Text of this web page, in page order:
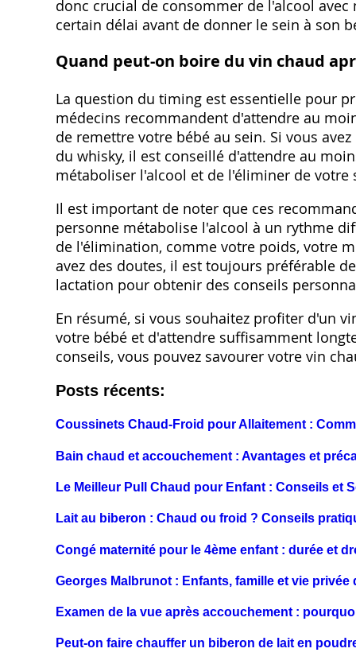
donc crucial de consommer de l'alcool
certain délai avant de donner le sein à son
Quand peut-on boire du vin chaud
La question du timing est essentielle pour
médecins recommandent d'attendre au
de remettre votre bébé au sein. Si vous
du whisky‚ il est conseillé d'attendre au
métaboliser l'alcool et de l'éliminer de votre
Il est important de noter que ces
personne métabolise l'alcool à un rythme
de l'élimination‚ comme votre poids‚ votre
avez des doutes‚ il est toujours préférable
lactation pour obtenir des conseils
En résumé‚ si vous souhaitez profiter d'un
votre bébé et d'attendre suffisamment
conseils‚ vous pouvez savourer votre vin
Posts récents:
Coussinets Chaud-Froid pour Allaitement :
Bain chaud et accouchement : Avantages et
Le Meilleur Pull Chaud pour Enfant : Conseils et
Lait au biberon : Chaud ou froid ? Conseils
Congé maternité pour le 4ème enfant : durée et
Georges Malbrunot : Enfants, famille et vie privée
Examen de la vue après accouchement :
Peut-on faire chauffer un biberon de lait en